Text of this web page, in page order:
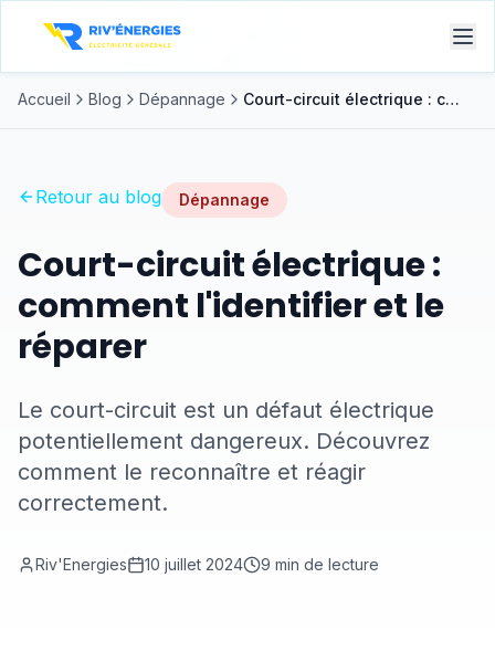
Accueil Blog Dépannage Court-circuit électrique : comment l'identifier et le réparer
Retour au blog Dépannage
Court-circuit électrique :
comment l'identifier et le
réparer
Le court-circuit est un défaut électrique
potentiellement dangereux. Découvrez
comment le reconnaître et réagir
correctement.
Riv'Energies 10 juillet 2024 9 min de lecture